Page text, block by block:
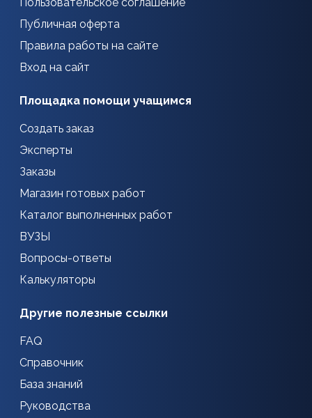
Публичная оферта
Правила работы на сайте
Вход на сайт
Площадка помощи учащимся
Создать заказ
Эксперты
Заказы
Магазин готовых работ
Каталог выполненных работ
ВУЗЫ
Вопросы-ответы
Калькуляторы
Другие полезные ссылки
FAQ
Справочник
База знаний
Руководства